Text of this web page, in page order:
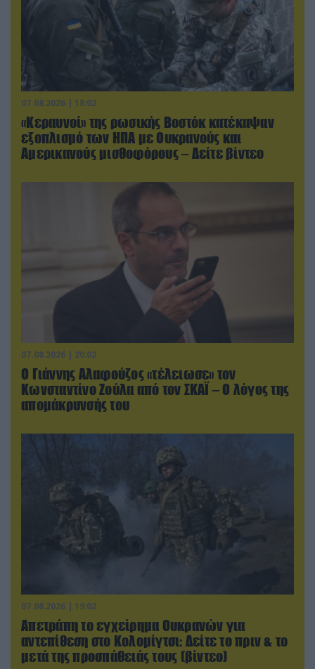
07.08.2026 | 18:02
«Κεραυνοί» της ρωσικής Βοστόκ κατέκαψαν
εξοπλισμό των ΗΠΑ με Ουκρανούς και
Αμερικανούς μισθοφόρους – Δείτε βίντεο
07.08.2026 | 20:02
Ο Γιάννης Αλαφούζος «τέλειωσε» τον
Κωνσταντίνο Ζούλα από τον ΣΚΑΪ – Ο λόγος της
απομάκρυνσής του
07.08.2026 | 19:02
Απετράπη το εγχείρημα Ουκρανών για
αντεπίθεση στο Κολομίγτσι: Δείτε το πριν & το
μετά της προσπάθειάς τους (βίντεο)